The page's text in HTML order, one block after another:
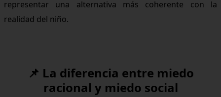
representar una alternativa más coherente con la
realidad del niño.
📌 La diferencia entre miedo
racional y miedo social